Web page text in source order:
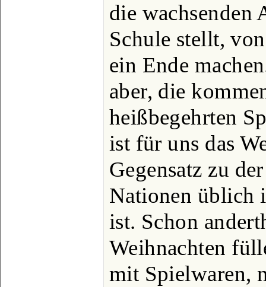
die wachsenden
Schule stellt,
ein Ende
aber, die
heißbegehrten
ist für uns das
Gegensatz zu
Nationen üblich
ist. Schon
Weihnachten
mit Spielwaren,